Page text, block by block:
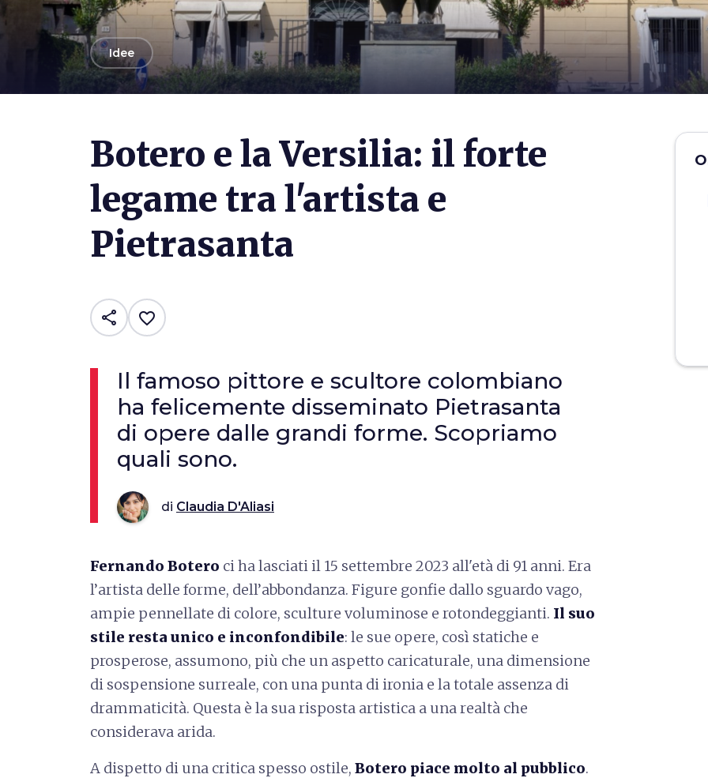
arrow_backIdee
Botero e la Versilia: il forte
legame tra l'artista e
Pietrasanta
share favorite_border
Il famoso pittore e scultore colombiano
ha felicemente disseminato Pietrasanta
di opere dalle grandi forme. Scopriamo
quali sono.
di Claudia D'Aliasi
Fernando Botero ci ha lasciati il 15 settembre 2023 all'età di 91 anni. Era
l’artista delle forme, dell’abbondanza. Figure gonfie dallo sguardo vago,
ampie pennellate di colore, sculture voluminose e rotondeggianti. Il suo
stile resta unico e inconfondibile: le sue opere, così statiche e
prosperose, assumono, più che un aspetto caricaturale, una dimensione
di sospensione surreale, con una punta di ironia e la totale assenza di
drammaticità. Questa è la sua risposta artistica a una realtà che
considerava arida.
A dispetto di una critica spesso ostile, Botero piace molto al pubblico.